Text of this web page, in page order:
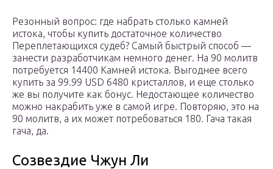
Резонный вопрос: где набрать столько камней
истока, чтобы купить достаточное количество
Переплетающихся судеб? Самый быстрый способ —
занести разработчикам немного денег. На 90 молитв
потребуется 14400 Камней истока. Выгоднее всего
купить за 99.99 USD 6480 кристаллов, и еще столько
же вы получите как бонус. Недостающее количество
можно накрабить уже в самой игре. Повторяю, это на
90 молитв, а их может потребоваться 180. Гача такая
гача, да.
Созвездие Чжун Ли